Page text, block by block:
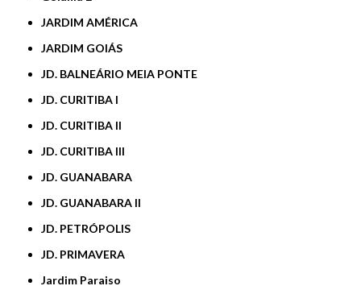
JARDIM AMÉRICA
JARDIM GOIÁS
JD. BALNEÁRIO MEIA PONTE
JD. CURITIBA I
JD. CURITIBA II
JD. CURITIBA III
JD. GUANABARA
JD. GUANABARA II
JD. PETRÓPOLIS
JD. PRIMAVERA
Jardim Paraiso